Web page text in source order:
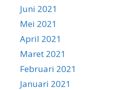
Juni 2021
Mei 2021
April 2021
Maret 2021
Februari 2021
Januari 2021